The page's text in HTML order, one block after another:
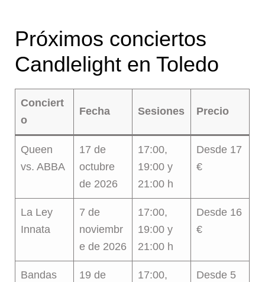
Próximos conciertos
Candlelight en Toledo
Conciert
o
Fecha Sesiones Precio
Queen
vs. ABBA
17 de
octubre
de 2026
17:00,
19:00 y
21:00 h
Desde 17
€
La Ley
Innata
7 de
noviembr
e de 2026
17:00,
19:00 y
21:00 h
Desde 16
€
Bandas
19 de
17:00,
Desde 5